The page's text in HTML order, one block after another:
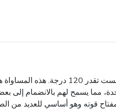
وتتمثل الخصائص المحددة للستة مستديرة في توحيدها المثالي. كل من جانبه الستة لها
لتلتقي في قمة واحدة، مما يسمح لهم
قوته وهو أساسي للعديد من